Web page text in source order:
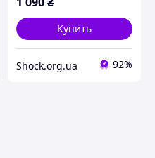
Купить
Shock.org.ua 92%